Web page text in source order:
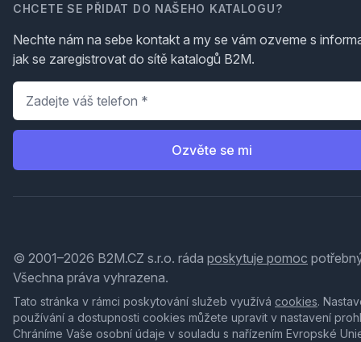
CHCETE SE PŘIDAT DO NAŠEHO KATALOGU?
Nechte nám na sebe kontakt a my se vám ozveme s
jak se zaregistrovat do sítě katalogů B2M.
Telefon
Ozvěte se mi
© 2001–2026 B2M.CZ s.r.o. ráda poskytuje pomoc
Všechna práva vyhrazena.
Tato stránka v rámci poskytování služeb využívá cookies.
používání a dostupnosti cookies můžete upravit v nastavení
Chráníme Vaše osobní údaje v souladu s nařízením Evropské